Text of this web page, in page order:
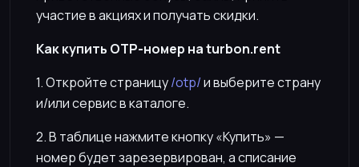
участие в акциях и получать скидки.
Как купить OTP-номер на turbon.rent
1. Откройте страницу/otp/и выберите страну
и/или сервис в каталоге.
2. В таблице нажмите кнопку «Купить» —
номер будет зарезервирован, а списание